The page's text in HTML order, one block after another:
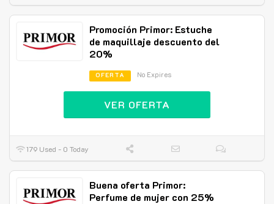
Promoción Primor: Estuche
de maquillaje descuento del
20%
OFERTA No Expires
VER OFERTA
179 Used - 0 Today
Buena oferta Primor:
Perfume de mujer con 25%